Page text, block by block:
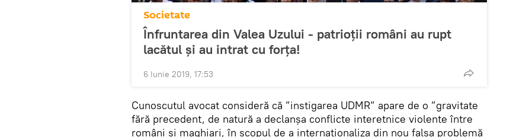
Societate
Înfruntarea din Valea Uzului - patrioții români au rupt
lacătul și au intrat cu forța!
6 Iunie 2019, 17:53
Cunoscutul avocat consideră că ”instigarea UDMR” apare de o ”gravitate
fără precedent, de natură a declanșa conflicte interetnice violente între
români și maghiari, în scopul de a internaționaliza din nou falsa problemă